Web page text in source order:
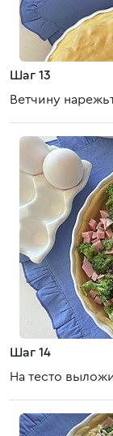
Шаг 13
Ветчину
Шаг 14
На тесто